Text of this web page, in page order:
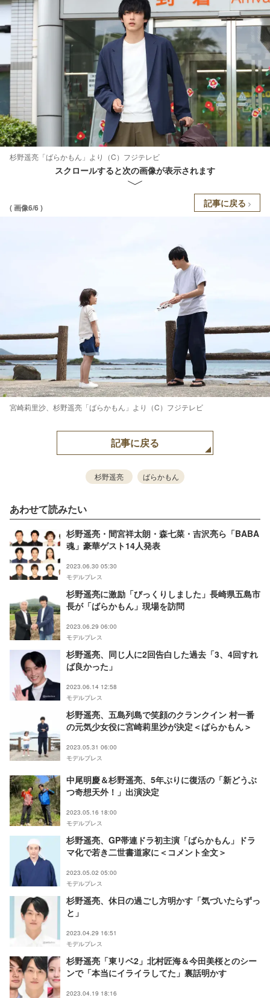
杉野遥亮「ばらかもん」より（C）フジテレビ
スクロールすると次の画像が表示されます
( 画像6/6 ) 記事に戻る
宮崎莉里沙、杉野遥亮「ばらかもん」より（C）フジテレビ
記事に戻る
杉野遥亮 ばらかもん
あわせて読みたい
杉野遥亮・間宮祥太朗・森七菜・吉沢亮ら「BABA
魂」豪華ゲスト14人発表
2023.06.30 05:30
モデルプレス
杉野遥亮に激励「びっくりしました」長崎県五島市
長が「ばらかもん」現場を訪問
2023.06.29 06:00
モデルプレス
杉野遥亮、同じ人に2回告白した過去「3、4回すれ
ば良かった」
2023.06.14 12:58
モデルプレス
杉野遥亮、五島列島で笑顔のクランクイン 村一番
の元気少女役に宮崎莉里沙が決定＜ばらかもん＞
2023.05.31 06:00
モデルプレス
中尾明慶＆杉野遥亮、5年ぶりに復活の「新どうぶ
つ奇想天外！」出演決定
2023.05.16 18:00
モデルプレス
杉野遥亮、GP帯連ドラ初主演「ばらかもん」ドラ
マ化で若き二世書道家に＜コメント全文＞
2023.05.02 05:00
モデルプレス
杉野遥亮、休日の過ごし方明かす「気づいたらずっ
と」
2023.04.29 16:51
モデルプレス
杉野遥亮「東リベ2」北村匠海＆今田美桜とのシー
ンで「本当にイライラしてた」裏話明かす
2023.04.19 18:16